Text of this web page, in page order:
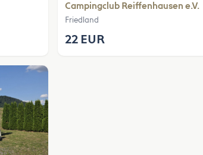
Campingclub Reiffenhausen e.V.
Friedland
22 EUR